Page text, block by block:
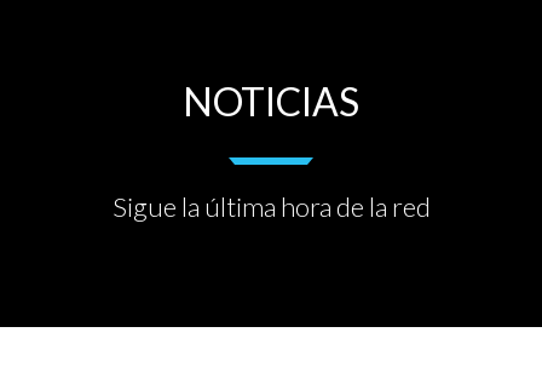
NOTICIAS
Sigue la última hora de la red